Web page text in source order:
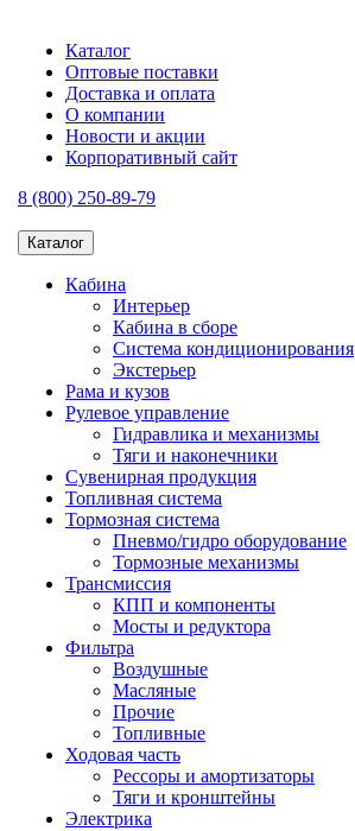
Каталог
Оптовые поставки
Доставка и оплата
О компании
Новости и акции
Корпоративный сайт
8 (800) 250-89-79
Каталог
Кабина
Интерьер
Кабина в сборе
Система кондиционирования
Экстерьер
Рама и кузов
Рулевое управление
Гидравлика и механизмы
Тяги и наконечники
Сувенирная продукция
Топливная система
Тормозная система
Пневмо/гидро оборудование
Тормозные механизмы
Трансмиссия
КПП и компоненты
Мосты и редуктора
Фильтра
Воздушные
Масляные
Прочие
Топливные
Ходовая часть
Рессоры и амортизаторы
Тяги и кронштейны
Электрика